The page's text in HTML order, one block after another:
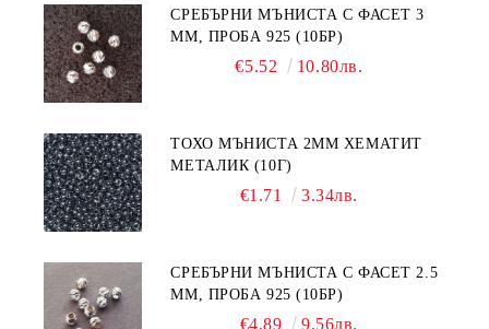
СРЕБЪРНИ МЪНИСТА С ФАСЕТ 3
ММ, ПРОБА 925 (10БР)
€5.52 10.80лв.
ТОХО МЪНИСТА 2ММ ХЕМАТИТ
МЕТАЛИК (10Г)
€1.71 3.34лв.
СРЕБЪРНИ МЪНИСТА С ФАСЕТ 2.5
ММ, ПРОБА 925 (10БР)
€4.89 9.56лв.